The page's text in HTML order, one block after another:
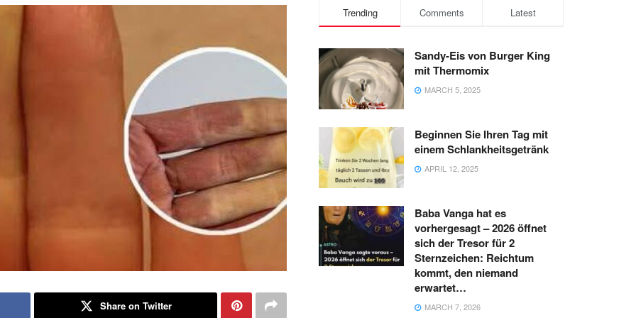
Share on Twitter
Trending Comments Latest
Sandy-Eis von Burger King
mit Thermomix
MARCH 5, 2025
Beginnen Sie Ihren Tag mit
einem Schlankheitsgetränk
APRIL 12, 2025
Baba Vanga hat es
vorhergesagt – 2026 öffnet
sich der Tresor für 2
Sternzeichen: Reichtum
kommt, den niemand
erwartet…
MARCH 7, 2026